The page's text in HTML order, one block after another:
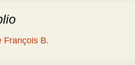
François B.